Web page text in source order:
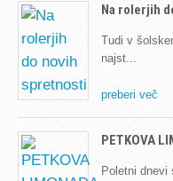
Na rolerjih
Tudi v
najst
preberi več
PETKOVA
Poletni dnevi